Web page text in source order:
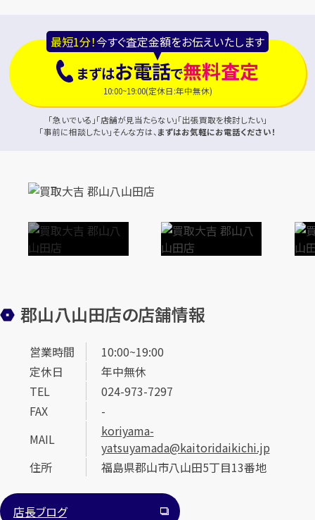
最短1分！今すぐ査定金額をお伝えいたします
まずはお電話で無料査定
10:00~19:00(定休日:年中無休)
「急いでいる」「店舗が見当たらない」「出張買取を検討したい」
「事前に相談したい」そんな方は、まずはお気軽にお電話ください！
郡山八山田店の店舗情報
営業時間
10:00~19:00
定休日
年中無休
TEL
024-973-7297
FAX
-
MAIL
koriyama-
yatsuyamada@kaitoridaikichi.jp
住所
福島県郡山市八山田5丁目13番地
店長ブログ